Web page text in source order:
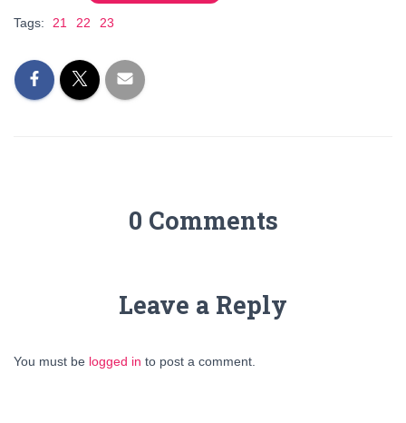
Tags: 21 22 23
0 Comments
Leave a Reply
You must be logged in to post a comment.